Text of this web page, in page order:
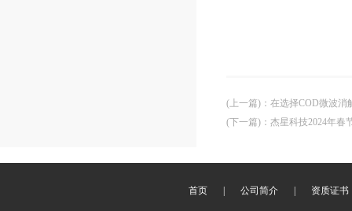
(上一篇) ： 在选择COD微波消
(下一篇) ： 杰星科技2024年春
首页 公司简介 资质证书